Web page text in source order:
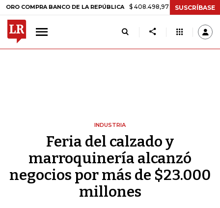
BANCO DE LA REPÚBLICA $ 408.498,97 +$ 8.753,81 +2,19%
SUSCRÍBASE
INDUSTRIA
Feria del calzado y
marroquinería alcanzó
negocios por más de $23.000
millones